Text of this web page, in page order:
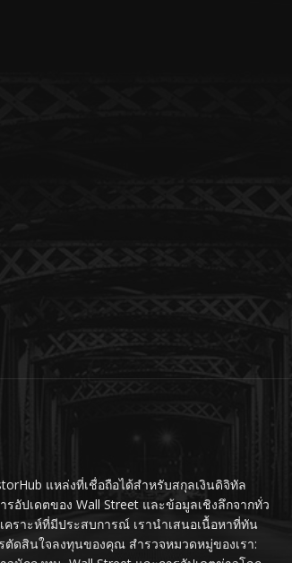
แหล่งที่เชื่อถือได้สำหรับสกุลเงินดิจิทัล
อัปเดตของ Wall Street และข้อมูลเชิงลึกจากทั่ว
คราะห์ที่มีประสบการณ์ เรานำเสนอเนื้อหาที่ทัน
ตัดสินใจลงทุนของคุณ สำรวจหมวดหมู่ของเรา: